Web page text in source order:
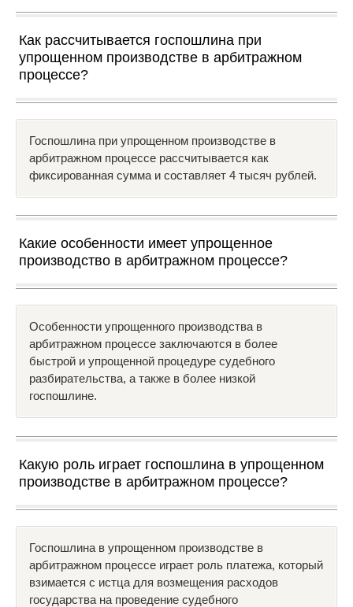
Как рассчитывается госпошлина при
упрощенном производстве в арбитражном
процессе?
Госпошлина при упрощенном производстве в
арбитражном процессе рассчитывается как
фиксированная сумма и составляет 4 тысяч рублей.
Какие особенности имеет упрощенное
производство в арбитражном процессе?
Особенности упрощенного производства в
арбитражном процессе заключаются в более
быстрой и упрощенной процедуре судебного
разбирательства, а также в более низкой
госпошлине.
Какую роль играет госпошлина в упрощенном
производстве в арбитражном процессе?
Госпошлина в упрощенном производстве в
арбитражном процессе играет роль платежа, который
взимается с истца для возмещения расходов
государства на проведение судебного